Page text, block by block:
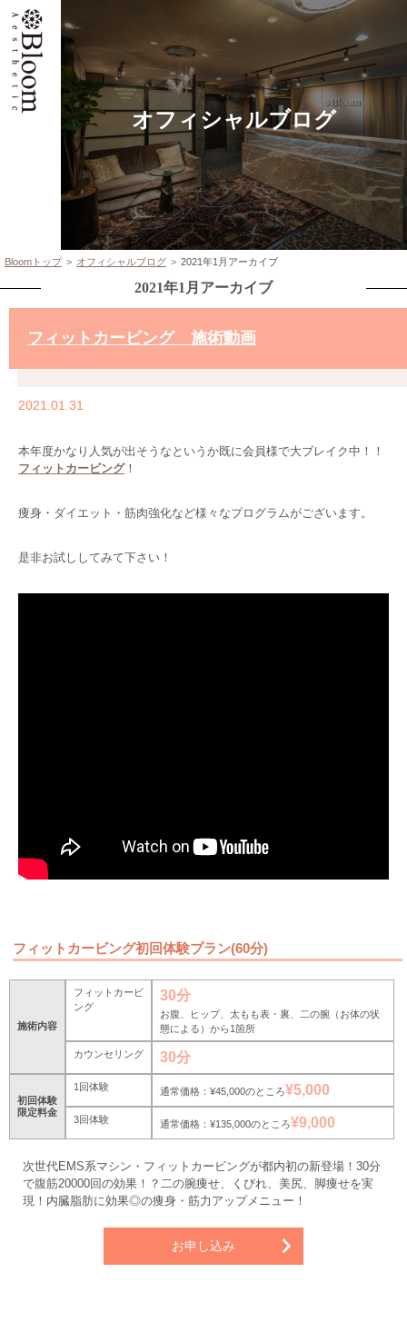
オフィシャルブログ
Bloomトップ オフィシャルブログ 2021年1月アーカイブ
2021年1月アーカイブ
フィットカービング 施術動画
2021.01.31
本年度かなり人気が出そうなというか既に会員様で大ブレイク中！！
フィットカービング！
痩身・ダイエット・筋肉強化など様々なプログラムがございます。
是非お試ししてみて下さい！
フィットカービング初回体験プラン(60分)
施術内容
フィットカービ
ング
30分
お腹、ヒップ、太もも表・裏、二の腕（お体の状
態による）から1箇所
カウンセリング 30分
初回体験
限定料金
1回体験 通常価格：¥45,000のところ¥5,000
3回体験 通常価格：¥135,000のところ¥9,000
次世代EMS系マシン・フィットカービングが都内初の新登場！30分
で腹筋20000回の効果！？二の腕痩せ、くびれ、美尻、脚痩せを実
現！内臓脂肪に効果◎の痩身・筋力アップメニュー！
お申し込み